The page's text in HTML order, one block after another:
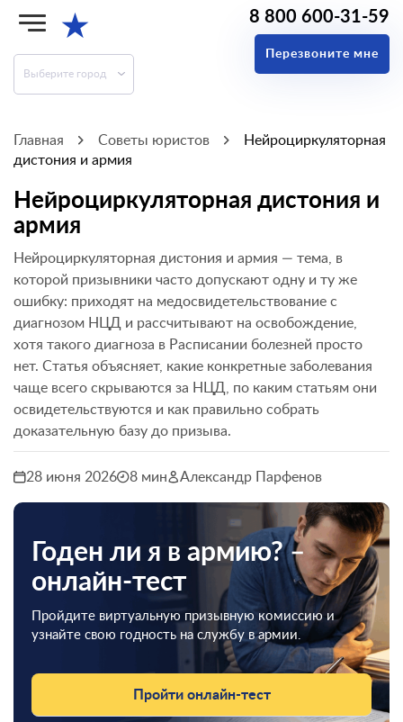
★
Выберите город
8 800 600-31-59
Перезвоните мне
Главная Советы юристов
Нейроциркуляторная
дистония и армия
Нейроциркуляторная дистония и
армия
Нейроциркуляторная дистония и армия — тема, в
которой призывники часто допускают одну и ту же
ошибку: приходят на медосвидетельствование с
диагнозом НЦД и рассчитывают на освобождение,
хотя такого диагноза в Расписании болезней просто
нет. Статья объясняет, какие конкретные заболевания
чаще всего скрываются за НЦД, по каким статьям они
освидетельствуются и как правильно собрать
доказательную базу до призыва.
28 июня 2026 8 мин Александр Парфенов
Годен ли я в армию? –
онлайн-тест
Пройдите виртуальную призывную комиссию и
узнайте свою годность на службу в армии.
Пройти онлайн-тест